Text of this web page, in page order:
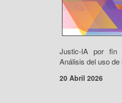
Justic-IA por fin
Análisis del uso de
20 Abril 2026